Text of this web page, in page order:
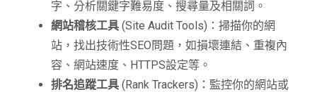
字、分析關鍵字難易度、搜尋量及相關詞。
網站稽核工具 (Site Audit Tools)：掃描你的網
站，找出技術性SEO問題，如損壞連結、重複內
容、網站速度、HTTPS設定等。
排名追蹤工具 (Rank Trackers)：監控你的網站或